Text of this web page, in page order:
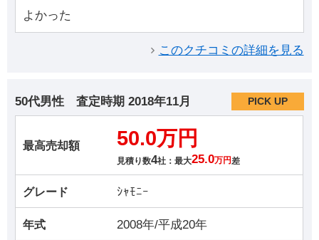
よかった
このクチコミの詳細を見る
50代男性 査定時期 2018年11月 PICK UP
最高売却額 50.0万円
見積り数4社：最大25.0万円 差
グレード ｼｬﾓﾆｰ
年式 2008年/平成20年